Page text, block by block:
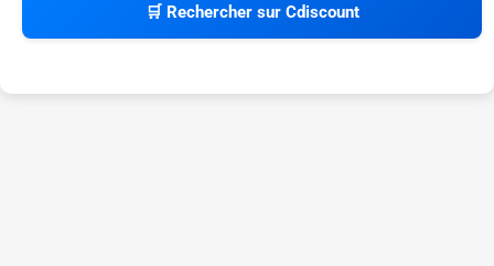
🛒 Rechercher sur Cdiscount